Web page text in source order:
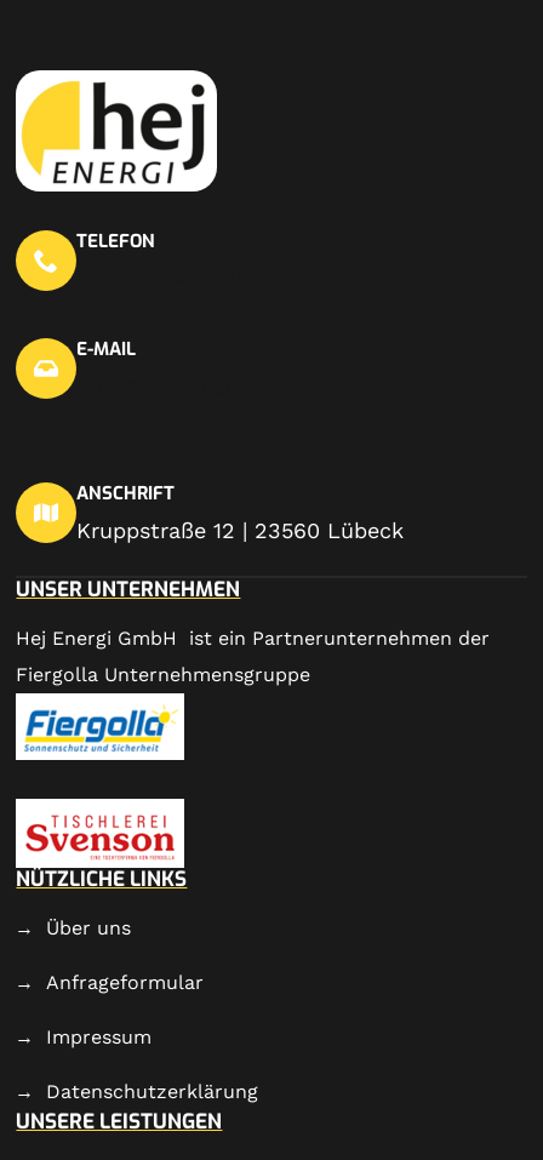
TELEFON
E-MAIL
ANSCHRIFT
Kruppstraße 12 | 23560 Lübeck
UNSER UNTERNEHMEN
Hej Energi GmbH ist ein Partnerunternehmen der
Fiergolla Unternehmensgruppe
NÜTZLICHE LINKS
Über uns
Anfrageformular
Impressum
Datenschutzerklärung
UNSERE LEISTUNGEN